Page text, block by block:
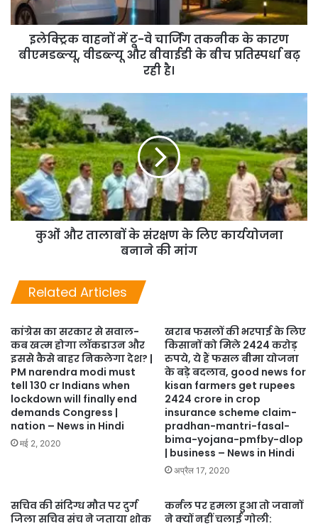
इलेक्ट्रिक वाहनों में टू-वे चार्जिंग तकनीक के कारण
बीएमडब्ल्यू, वीडब्ल्यू और बीवाईडी के बीच प्रतिस्पर्धा बढ़
रही है।
कुओं और तालाबों के संरक्षण के लिए कार्ययोजना
बनाने की मांग
Related Articles
कांग्रेस का सरकार से सवाल-
कब खत्‍म होगा लॉकडाउन और
इससे कैसे बाहर निकलेगा देश? |
PM narendra modi must
tell 130 cr Indians when
lockdown will finally end
demands Congress |
nation – News in Hindi
मई 2, 2020
खराब फसलों की भरपाई के लिए
किसानों को मिले 2424 करोड़
रुपये, ये हैं फसल बीमा योजना
के बड़े बदलाव, good news for
kisan farmers get rupees
2424 crore in crop
insurance scheme claim-
pradhan-mantri-fasal-
bima-yojana-pmfby-dlop
| business – News in Hindi
अप्रैल 17, 2020
सचिव की संदिग्ध मौत पर दुर्ग
जिला सचिव संच ने जताया शोक
कर्नल पर हमला हुआ तो जवानों
ने क्यों नहीं चलाई गोली: